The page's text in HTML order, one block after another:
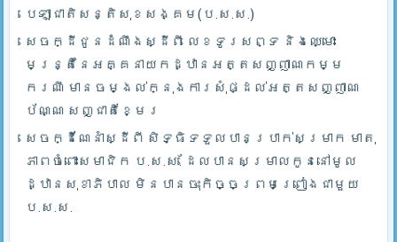
បេឡាជាតិសន្តិសុខសង្គម(ប.ស.ស.)
សេចក្ដីជូនដំណឹងស្ដីពី លេខទូរសព្ទ និងឈ្មោះ
មន្រ្តីនៃអគ្គនាយកដ្ឋានអត្តសញ្ញាណកម្ម
ករណី មានចម្ងល់ក្នុងការសុំផ្ដល់អត្តសញ្ញាណ
ប័ណ្ណ សញ្ជាតិខ្មែរ
សេចក្ដីណែនាំស្ដីពី សិទ្ធិទទួលបានប្រាក់សម្រាក មាតុ
ភាពចំពោះសមាជិក ប.ស.ស. ដែលបានសម្រាលកូននៅមូល
ដ្ឋានសុខាភិបាល មិនបានចុះកិច្ចព្រមព្រៀងជាមួយ
ប.ស.ស.